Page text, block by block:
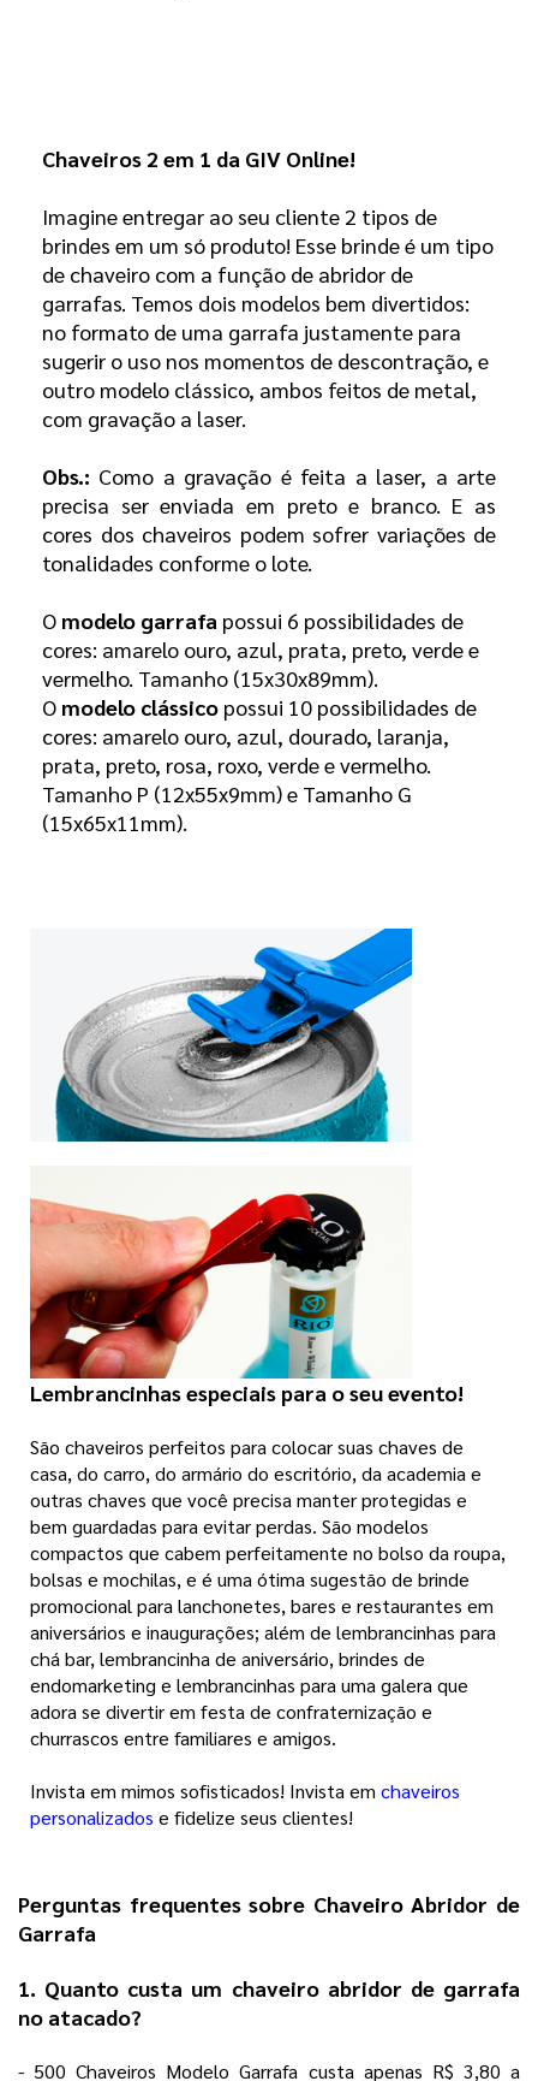
Chaveiros 2 em 1 da GIV Online!
Imagine entregar ao seu cliente 2 tipos de
brindes em um só produto! Esse brinde é um tipo
de chaveiro com a função de abridor de
garrafas. Temos dois modelos bem divertidos:
no formato de uma garrafa justamente para
sugerir o uso nos momentos de descontração, e
outro modelo clássico, ambos feitos de metal,
com gravação a laser.
Obs.: Como a gravação é feita a laser, a arte
precisa ser enviada em preto e branco. E as
cores dos chaveiros podem sofrer variações de
tonalidades conforme o lote.
O modelo garrafa possui 6 possibilidades de
cores: amarelo ouro, azul, prata, preto, verde e
vermelho. Tamanho (15x30x89mm).
O modelo clássico possui 10 possibilidades de
cores: amarelo ouro, azul, dourado, laranja,
prata, preto, rosa, roxo, verde e vermelho.
Tamanho P (12x55x9mm) e Tamanho G
(15x65x11mm).
Lembrancinhas especiais para o seu evento!
São chaveiros perfeitos para colocar suas chaves de
casa, do carro, do armário do escritório, da academia e
outras chaves que você precisa manter protegidas e
bem guardadas para evitar perdas. São modelos
compactos que cabem perfeitamente no bolso da roupa,
bolsas e mochilas, e é uma ótima sugestão de brinde
promocional para lanchonetes, bares e restaurantes em
aniversários e inaugurações; além de lembrancinhas para
chá bar, lembrancinha de aniversário, brindes de
endomarketing e lembrancinhas para uma galera que
adora se divertir em festa de confraternização e
churrascos entre familiares e amigos.
Invista em mimos sofisticados! Invista em chaveiros
personalizados e fidelize seus clientes!
Perguntas frequentes sobre Chaveiro Abridor de
Garrafa
1. Quanto custa um chaveiro abridor de garrafa
no atacado?
- 500 Chaveiros Modelo Garrafa custa apenas R$ 3,80 a